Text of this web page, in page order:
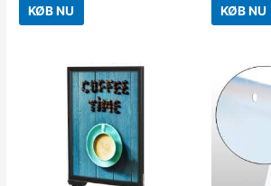
KØB NU KØB NU